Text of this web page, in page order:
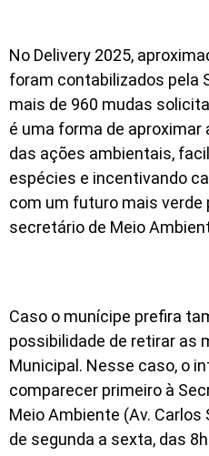
No Delivery 2025,
foram contabilizados pela
mais de 960 mudas
é uma forma de aproximar
das ações ambientais,
espécies e incentivando
com um futuro mais verde
secretário de Meio
Caso o munícipe prefira
possibilidade de retirar as
Municipal. Nesse caso, o
comparecer primeiro à
Meio Ambiente (Av. Carlos
de segunda a sexta, das